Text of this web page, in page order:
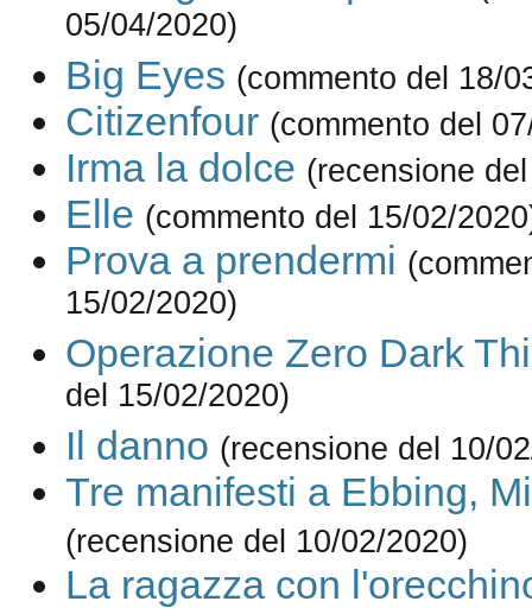
05/04/2020)
Big Eyes (commento del 18/
Citizenfour (commento del
Irma la dolce (recensione
Elle (commento del 15/02/
Prova a prendermi
15/02/2020)
Operazione Zero Dark
del 15/02/2020)
Il danno (recensione del 10/
Tre manifesti a Ebbing,
(recensione del 10/02/2020)
La ragazza con